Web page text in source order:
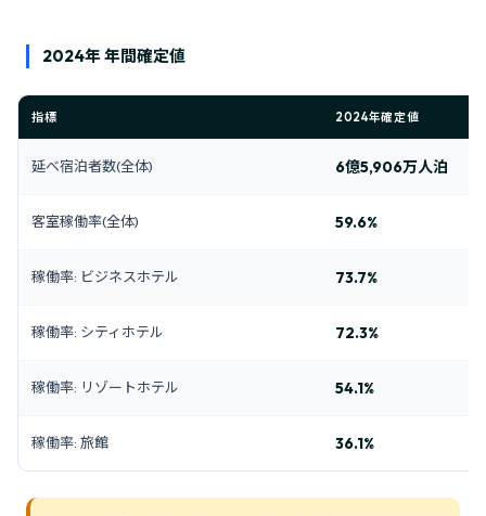
2024年 年間確定値
指標 2024年確定値
延べ宿泊者数(全体) 6億5,906万人泊
客室稼働率(全体) 59.6%
稼働率: ビジネスホテル 73.7%
稼働率: シティホテル 72.3%
稼働率: リゾートホテル 54.1%
稼働率: 旅館 36.1%